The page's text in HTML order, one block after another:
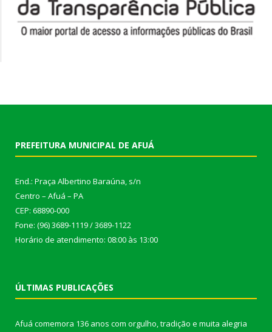
PREFEITURA MUNICIPAL DE AFUÁ
End.: Praça Albertino Baraúna, s/n
Centro – Afuá – PA
CEP: 68890-000
Fone: (96) 3689-1119 / 3689-1122
Horário de atendimento: 08:00 às 13:00
ÚLTIMAS PUBLICAÇÕES
Afuá comemora 136 anos com orgulho, tradição e muita alegria